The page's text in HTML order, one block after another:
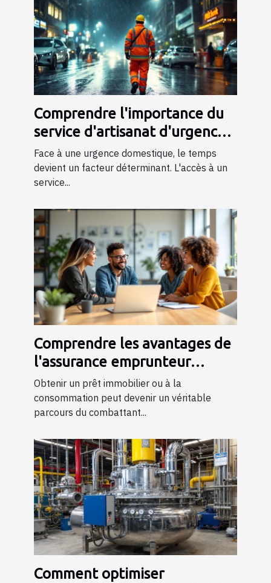
Comprendre l'importance du
service d'artisanat d'urgence
24/7
Face à une urgence domestique, le temps
devient un facteur déterminant. L'accès à un
service...
Comprendre les avantages de
l'assurance emprunteur
AERAS pour les personnes à
risque
Obtenir un prêt immobilier ou à la
consommation peut devenir un véritable
parcours du combattant...
Comment optimiser